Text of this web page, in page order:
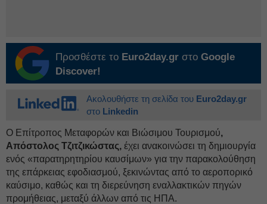
Προσθέστε το Euro2day.gr στο Google
Discover!
Ακολουθήστε τη σελίδα του Euro2day.gr
στο Linkedin
Ο Επίτροπος Μεταφορών και Βιώσιμου Τουρισμού,
Απόστολος Τζιτζικώστας, έχει ανακοινώσει τη δημιουργία
ενός «παρατηρητηρίου καυσίμων» για την παρακολούθηση
της επάρκειας εφοδιασμού, ξεκινώντας από το αεροπορικό
καύσιμο, καθώς και τη διερεύνηση εναλλακτικών πηγών
προμήθειας, μεταξύ άλλων από τις ΗΠΑ.